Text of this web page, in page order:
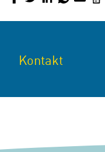
Facebook
TwitterLinkedIn
WhatsApp
E-Mail
Kontakt